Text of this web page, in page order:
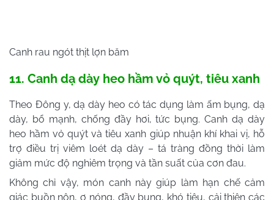
Canh rau ngót thịt lợn băm
11. Canh dạ dày heo hầm vỏ quýt, tiêu xanh
Theo Đông y, dạ dày heo có tác dụng làm ấm bụng, dạ
dày, bổ mạnh, chống đầy hơi, tức bụng. Canh dạ dày
heo hầm vỏ quýt và tiêu xanh giúp nhuận khí khai vị, hỗ
trợ điều trị viêm loét dạ dày – tá tràng đồng thời làm
giảm mức độ nghiêm trọng và tần suất của cơn đau.
Không chỉ vậy, món canh này giúp làm hạn chế cảm
giác buồn nôn, ợ nóng, đầy bụng, khó tiêu, cải thiện các